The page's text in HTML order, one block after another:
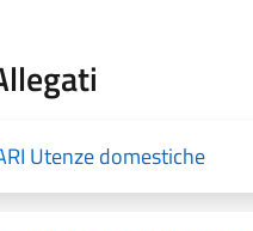
Utenze domestiche